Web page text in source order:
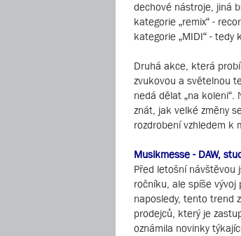
dechové nástroje, jiná
kategorie „remix“ -
kategorie „MIDI“ - tedy
Druhá akce, která
zvukovou a světelnou
nedá dělat „na
znát, jak velké změny
rozdrobení vzhledem k
Musikmesse - DAW,
Před letošní návštěvou
ročníku, ale spíše
naposledy, tento trend
prodejců, který je
oznámila novinky